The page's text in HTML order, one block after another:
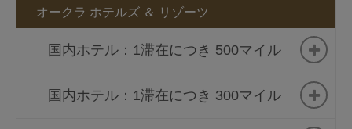
オークラ ホテルズ ＆ リゾーツ
国内ホテル：1滞在につき 500マイル
The Okura Tokyo
国内ホテル：1滞在につき 300マイル